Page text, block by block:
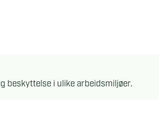
beskyttelse i ulike arbeidsmiljøer.